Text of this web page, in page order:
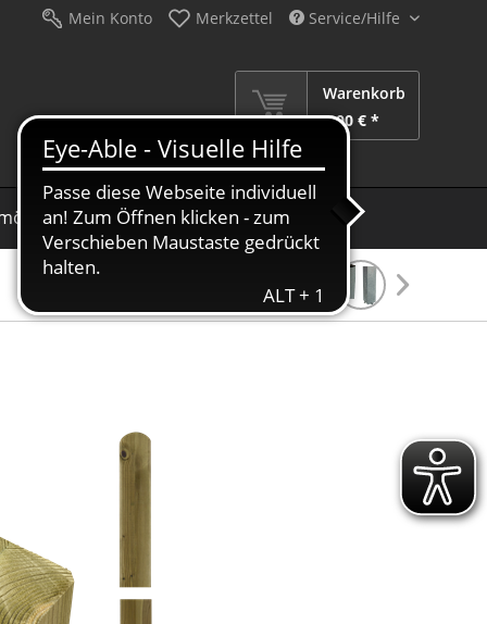
Mein Konto Merkzettel Service/Hilfe
Warenkorb
0,00 € *
Schirme Dekoration Sale %